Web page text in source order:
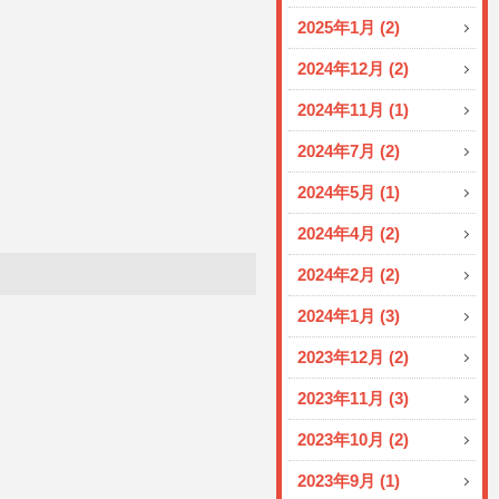
2025年1月 (2)
2024年12月 (2)
2024年11月 (1)
2024年7月 (2)
2024年5月 (1)
2024年4月 (2)
2024年2月 (2)
2024年1月 (3)
2023年12月 (2)
2023年11月 (3)
2023年10月 (2)
2023年9月 (1)